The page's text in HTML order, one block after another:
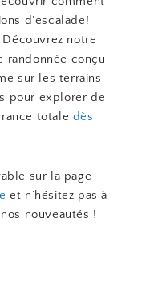
d’escalade!
Découvrez notre
randonnée conçu
sur les terrains
pour explorer de
totale dès
sur la page
et n’hésitez pas à
nouveautés !